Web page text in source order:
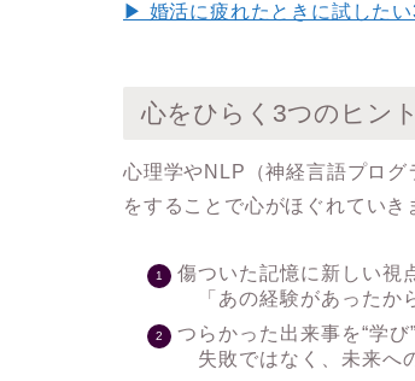
▶ 婚活に疲れたときに試したい
心をひらく3つのヒント
心理学やNLP（神経言語プロ
をすることで心がほぐれていき
傷ついた記憶に新しい視
「あの経験があったか
つらかった出来事を“学び
失敗ではなく、未来へ